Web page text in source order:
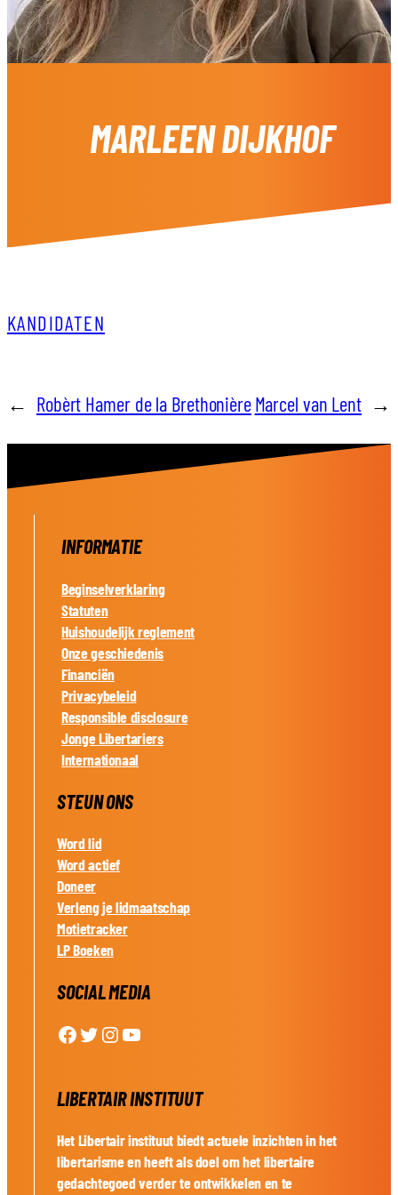
MARLEEN DIJKHOF
KANDIDATEN
← Robèrt Hamer de la BrethonièreMarcel van Lent →
INFORMATIE
Beginselverklaring
Statuten
Huishoudelijk reglement
Onze geschiedenis
Financiën
Privacybeleid
Responsible disclosure
Jonge Libertariers
Internationaal
STEUN ONS
Word lid
Word actief
Doneer
Verleng je lidmaatschap
Motietracker
LP Boeken
SOCIAL MEDIA
Facebook Twitter Instagram YouTube
LIBERTAIR INSTITUUT
Het Libertair instituut biedt actuele inzichten in het
libertarisme en heeft als doel om het libertaire
gedachtegoed verder te ontwikkelen en te